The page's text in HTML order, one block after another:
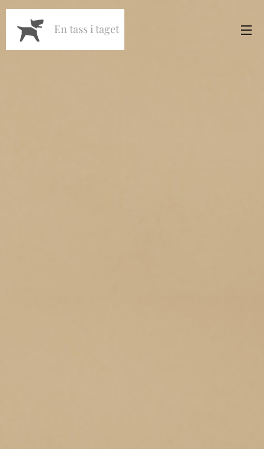
En tass i taget